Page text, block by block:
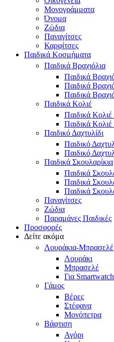
Μονογράμματα
Όνομα
Ζώδια
Παναγίτσες
Καρφίτσες
Παιδικά Κοσμήματα
Παιδικά Βραχιόλια
Παιδικά
Παιδικά
Παιδικά
Παιδικά Κολιέ
Παιδικά
Παιδικά
Παιδικό Δαχτυλίδι
Παιδικό
Παιδικό
Παιδικά Σκουλαρίκια
Παιδικά
Παιδικά
Παιδικά
Παναγίτσες
Ζώδια
Παραμάνες Παιδικές
Προσφορές
Δείτε ακόμα
Λουράκια-Μπρασελέ
Λουράκι
Μπρασελέ
Για Smartwatch
Γάμος
Βέρες
Στέφανα
Μονόπετρα
Βάφτιση
Αγόρι